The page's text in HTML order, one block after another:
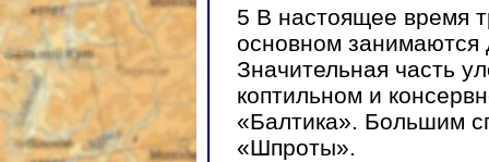
5 В настоящее время
основном
Значительная часть
коптильном и
«Балтика». Большим
«Шпроты».